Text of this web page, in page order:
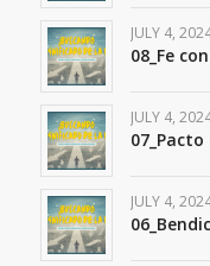
JULY 4,
08_Fe
JULY 4,
JULY 4,